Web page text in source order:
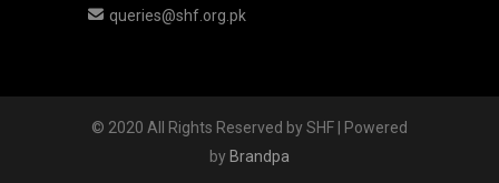
queries@shf.org.pk
© 2020 All Rights Reserved by SHF | Powered
by Brandpa